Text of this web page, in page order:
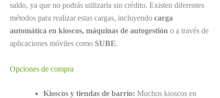
saldo, ya que no podrás utilizarla sin crédito. Existen diferentes
métodos para realizar estas cargas, incluyendo carga
automática en kioscos, máquinas de autogestión o a través de
aplicaciones móviles como SUBE.
Opciones de compra
Kioscos y tiendas de barrio: Muchos kioscos en